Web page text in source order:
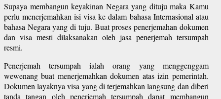
Supaya membangun keyakinan Negara yang dituju maka Kamu
perlu menerjemahkan isi visa ke dalam bahasa Internasional atau
bahasa Negara yang di tuju. Buat proses penerjemahan dokumen
dan visa mesti dilaksanakan oleh jasa penerjemah tersumpah
resmi.
Penerjemah tersumpah ialah orang yang menggenggam
wewenang buat menerjemahkan dokumen atas izin pemerintah.
Dokumen layaknya visa yang di terjemahkan langsung dan diberi
tanda tangan oleh penerjemah tersumpah dapat membangun